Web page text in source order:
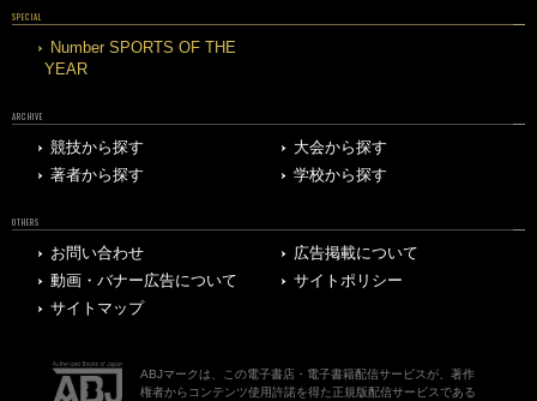
SPECIAL
Number SPORTS OF THE
YEAR
ARCHIVE
競技から探す
大会から探す
著者から探す
学校から探す
OTHERS
お問い合わせ
広告掲載について
動画・バナー広告について
サイトポリシー
サイトマップ
ABJマークは、この電子書店・電子書籍配信サービスが、著作
権者からコンテンツ使用許諾を得た正規版配信サービスである